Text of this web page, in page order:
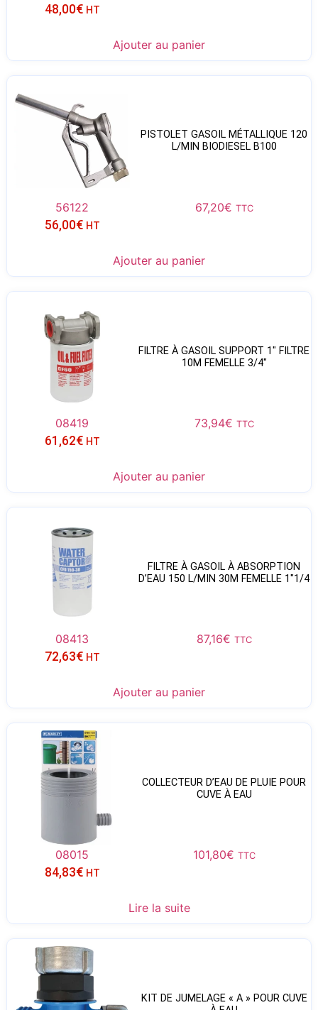
48,00€ HT
Ajouter au panier
PISTOLET GASOIL MÉTALLIQUE 120
L/MIN BIODIESEL B100
56122 67,20€ TTC
56,00€ HT
Ajouter au panier
FILTRE À GASOIL SUPPORT 1″ FILTRE
10Μ FEMELLE 3/4″
08419 73,94€ TTC
61,62€ HT
Ajouter au panier
FILTRE À GASOIL À ABSORPTION
D’EAU 150 L/MIN 30Μ FEMELLE 1″1/4
08413 87,16€ TTC
72,63€ HT
Ajouter au panier
COLLECTEUR D’EAU DE PLUIE POUR
CUVE À EAU
08015 101,80€ TTC
84,83€ HT
Lire la suite
KIT DE JUMELAGE « A » POUR CUVE